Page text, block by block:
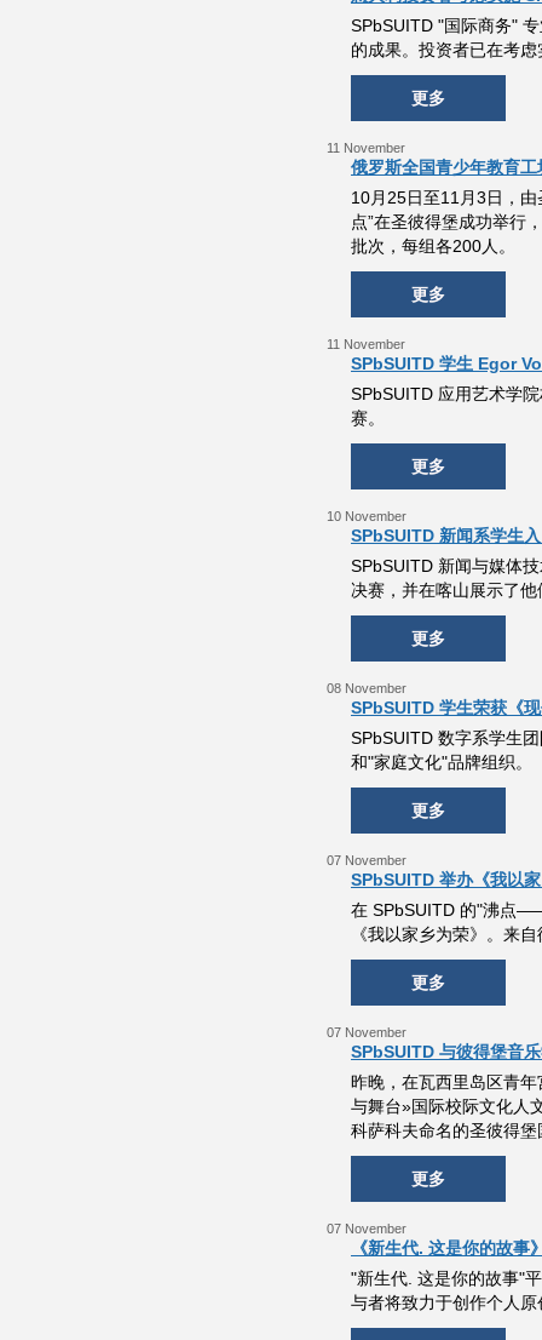
SPbSUITD "国际商务"
的成果。投资者已在考
更多
11 November
俄罗斯全国青少年教育
10月25日至11月3日，
点”在圣彼得堡成功举行
批次，每组各200人。
更多
11 November
SPbSUITD 学生 Egor
SPbSUITD 应用艺术学
赛。
更多
10 November
SPbSUITD 新闻系学生
SPbSUITD 新闻与媒体
决赛，并在喀山展示了
更多
08 November
SPbSUITD 学生荣获《
SPbSUITD 数字系学生
和"家庭文化"品牌组织。
更多
07 November
SPbSUITD 举办《我以
在 SPbSUITD 的"沸点
《我以家乡为荣》。来
更多
07 November
SPbSUITD 与彼得堡音
昨晚，在瓦西里岛区青
与舞台»国际校际文化人
科萨科夫命名的圣彼得
更多
07 November
《新生代. 这是你的故
"新生代. 这是你的故事"
与者将致力于创作个人